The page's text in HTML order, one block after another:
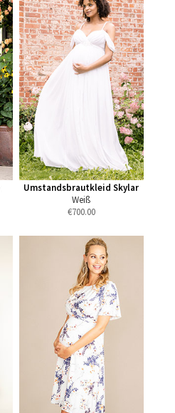
Umstandsbrautkleid Skylar
Weiß
€700.00